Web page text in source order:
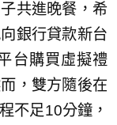
共進晚餐，希
銀行貸款新台
台購買虛擬禮
，雙方隨後在
不足10分鐘，